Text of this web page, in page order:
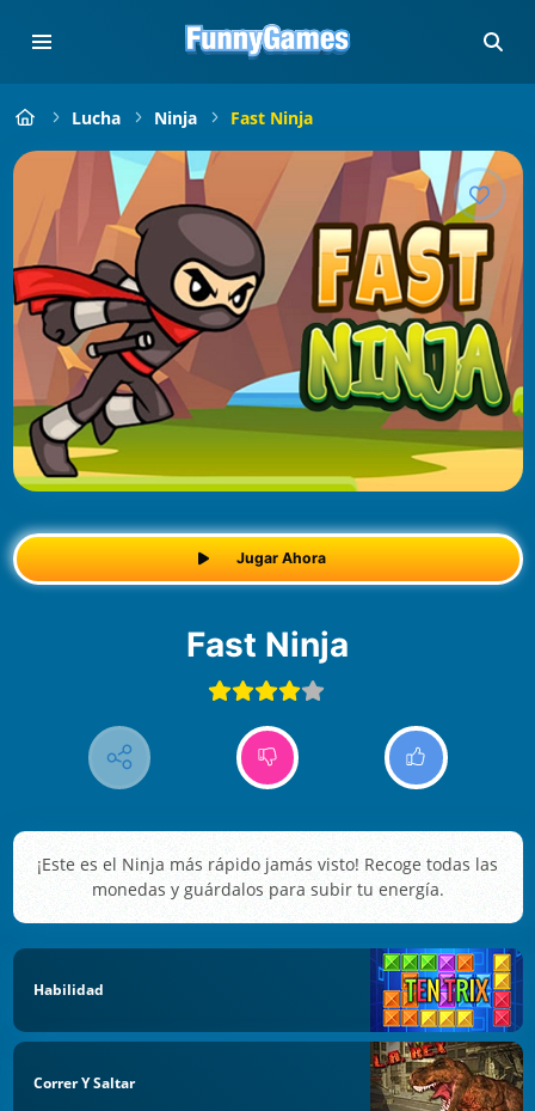
Lucha Ninja Fast Ninja
Jugar Ahora
Fast Ninja
¡Este es el Ninja más rápido jamás visto! Recoge todas las
monedas y guárdalos para subir tu energía.
Habilidad
Correr Y Saltar